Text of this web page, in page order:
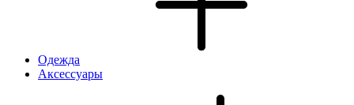
Одежда
Аксессуары